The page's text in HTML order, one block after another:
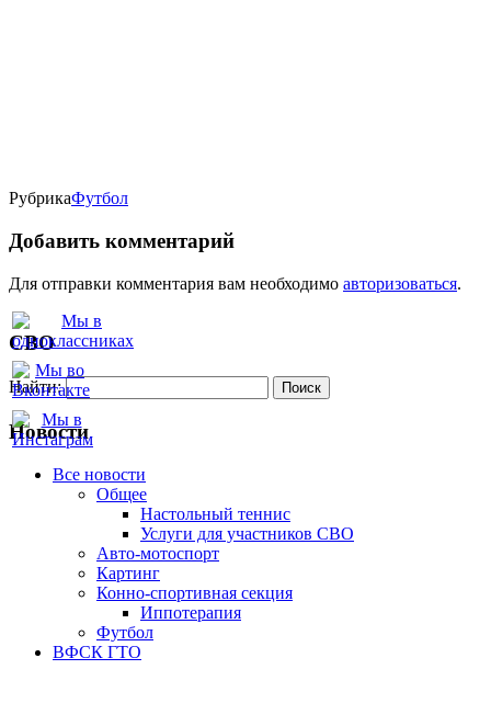
РубрикаФутбол
Добавить комментарий
Для отправки комментария вам необходимо авторизоваться.
СВО
Найти:
Новости
Все новости
Oбщее
Настольный теннис
Услуги для участников СВО
Авто-мотоспорт
Картинг
Конно-спортивная секция
Иппотерапия
Футбол
ВФСК ГТО